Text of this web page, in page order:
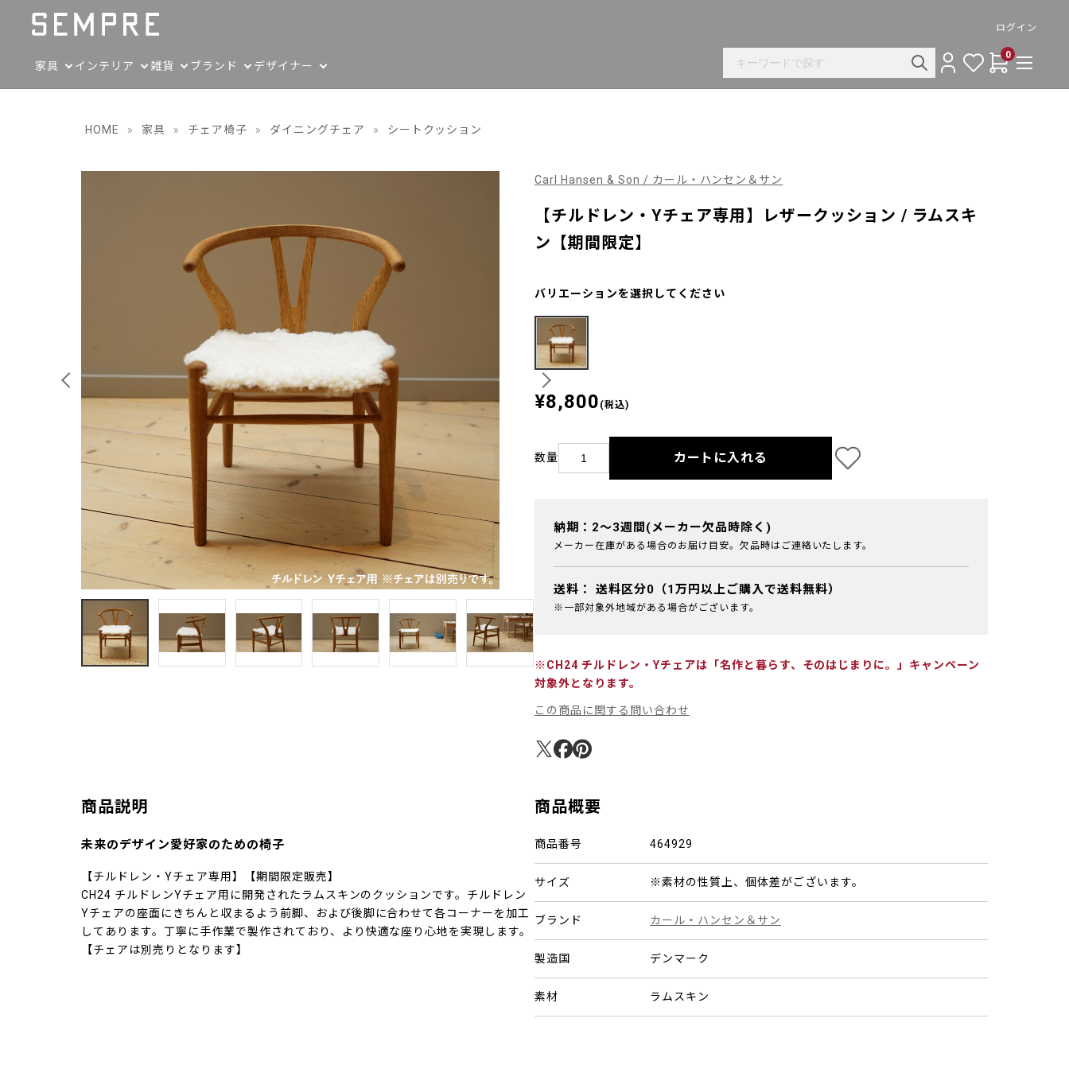
ログイン
家具 インテリア 雑貨 ブランド デザイナー
0
HOME » 家具 » チェア椅子 » ダイニングチェア » シートクッション
Carl Hansen & Son / カール・ハンセン＆サン
【チルドレン・Yチェア専用】レザークッション / ラムスキ
ン【期間限定】
バリエーションを選択してください
¥8,800 (税込)
数量 カートに入れる
納期：2～3週間(メーカー欠品時除く)
メーカー在庫がある場合のお届け目安。欠品時はご連絡いたします。
送料： 送料区分0（1万円以上ご購入で送料無料）
※一部対象外地域がある場合がございます。
※CH24 チルドレン・Yチェアは「名作と暮らす、そのはじまりに。」キャンペーン
対象外となります。
この商品に関する問い合わせ
商品説明
未来のデザイン愛好家のための椅子
【チルドレン・Yチェア専用】【期間限定販売】
CH24 チルドレンYチェア用に開発されたラムスキンのクッションです。チルドレン
Yチェアの座面にきちんと収まるよう前脚、および後脚に合わせて各コーナーを加工
してあります。丁寧に手作業で製作されており、より快適な座り心地を実現します。
【チェアは別売りとなります】
商品概要
商品番号 464929
サイズ ※素材の性質上、個体差がございます。
ブランド カール・ハンセン＆サン
製造国 デンマーク
素材 ラムスキン